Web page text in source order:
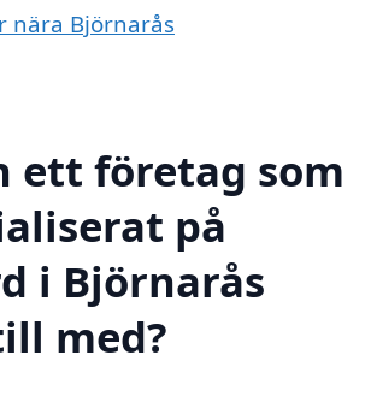
nära Björnarås
ett företag som
på
i Björnarås
med?